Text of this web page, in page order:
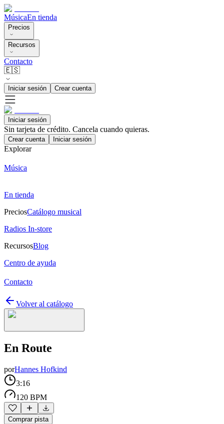
MúsicaEn tienda
Precios
Recursos
Contacto
🇪🇸
Iniciar sesión Crear cuenta
Iniciar sesión
Sin tarjeta de crédito. Cancela cuando quieras.
Crear cuenta Iniciar sesión
Explorar
Música
En tienda
PreciosCatálogo musical
Radios In-store
RecursosBlog
Centro de ayuda
Contacto
Volver al catálogo
En Route
porHannes Hofkind
3:16
120 BPM
Comprar pista